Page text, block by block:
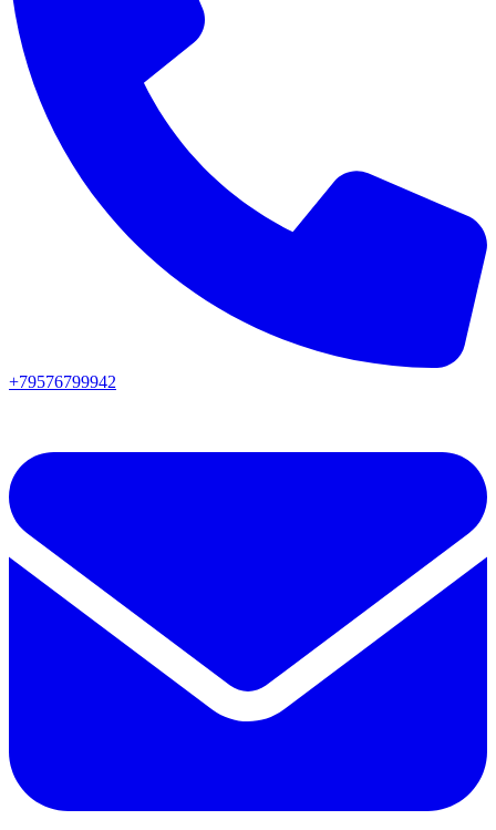
+79576799942